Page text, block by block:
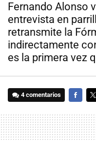
Fernando Alonso
entrevista en
retransmite la
indirectamente
es la primera vez
4 comentarios